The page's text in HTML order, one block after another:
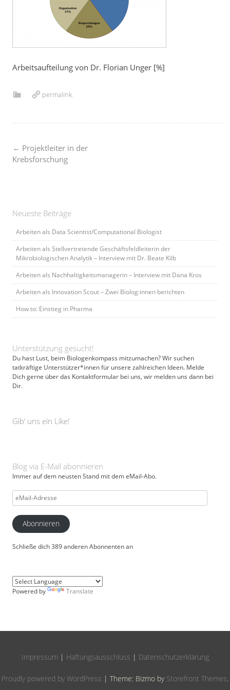
Arbeitsaufteilung von Dr. Florian Unger [%]
permalink
Post
← Projektleiter in der
Krebsforschung
Neueste Beiträge
Arbeiten als Data Scientist/Computational Biologist
Arbeiten als Stellvertretende Geschäftsfeldleiterin der
Mikrobiologischen Analytik – Interview mit Dr. Beate Kilb
Arbeiten als Nachhaltigkeitsmanagerin – Interview mit Dana Kros
Arbeiten als Innovation Scout – Zwei Biolog:innen berichten
How to: Einstieg in Pharma
Unterstützung gesucht!
Du hast Lust, beim Biologenkompass mitzumachen? Wir suchen
tatkräftige Unterstützer*innen für unsere zahlreichen Ideen. Melde
Dich gerne über das Kontaktformular bei uns, wir melden uns dann bei
Dir.
Gib‘ uns ein Like!
Blog via E-Mail abonnieren
Immer auf dem neusten Stand mit dem eMail-Abo.
eMail-
Adresse
Abonnieren
Schließe dich 389 anderen Abonnenten an
Powered by Translate
Impressum | Haftungsausschluss | Datenschutzerklärung
Proudly powered by WordPress | Theme: Bizmo by Storefront Themes.